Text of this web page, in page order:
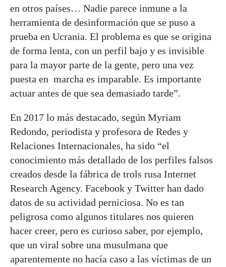
en otros países… Nadie parece inmune a la
herramienta de desinformación que se puso a
prueba en Ucrania. El problema es que se origina
de forma lenta, con un perfil bajo y es invisible
para la mayor parte de la gente, pero una vez
puesta en marcha es imparable. Es importante
actuar antes de que sea demasiado tarde”.
En 2017 lo más destacado, según Myriam
Redondo, periodista y profesora de Redes y
Relaciones Internacionales, ha sido “el
conocimiento más detallado de los perfiles falsos
creados desde la fábrica de trols rusa Internet
Research Agency. Facebook y Twitter han dado
datos de su actividad perniciosa. No es tan
peligrosa como algunos titulares nos quieren
hacer creer, pero es curioso saber, por ejemplo,
que un viral sobre una musulmana que
aparentemente no hacía caso a las víctimas de un